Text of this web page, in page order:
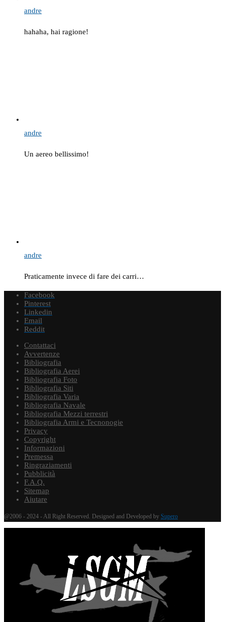
andre
hahaha, hai ragione!
andre
Un aereo bellissimo!
andre
Praticamente invece di fare dei carri…
Facebook
Pinterest
Linkedin
Email
Reddit
Contattaci
Avvertenze
Bibliografia
Bibliografia Aerei
Bibliografia Foto
Bibliografia Siti
Bibliografia Varia
Bibliografia Navale
Bibliografia Mezzi terrestri
Bibliografia Armi e Tecnonogie
Privacy
Copyright
Informazioni
Premessa
Ringraziamenti
Pubblicità
F.A.Q.
Sitemap
Aiutare
@2006 - 2024 - All Right Reserved. Designed and Developed by Supero